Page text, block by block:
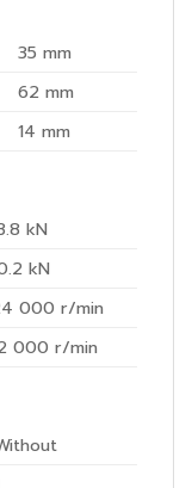
35 mm
62 mm
14 mm
kN
kN
000 r/min
000 r/min